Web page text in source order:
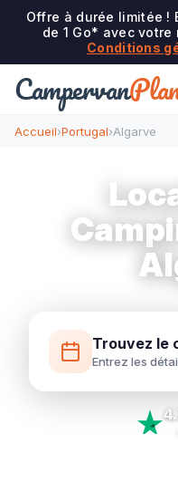
Offre à durée limitée !
de 1 Go* avec
Conditions
Campervan
Accueil›Portugal›Algarve
Trouvez le
Entrez les